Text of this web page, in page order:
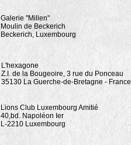
Galerie "Millen"
Moulin de Beckerich
Beckerich, Luxembourg
L'hexagone
Z.I. de la Bougeoire, 3 rue du Ponceau
35130 La Guerche-de-Bretagne - France
Lions Club Luxembourg Amitié
40,bd. Napoléon Ier
L-2210 Luxembourg